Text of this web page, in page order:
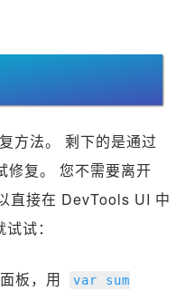
方法。 剩下的是通过
修复。 您不需要离开
直接在 DevTools UI 中
试：
板，用 var sum